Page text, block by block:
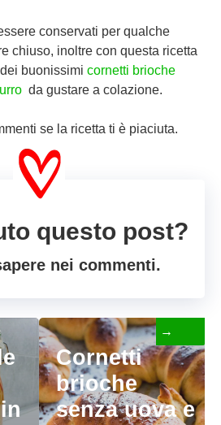
conservati per qualche
chiuso, inoltre con questa ricetta
buonissimi cornetti brioche
da gustare a colazione.
se la ricetta ti è piaciuta.
questo post?
nei commenti.
→
Cornetti
brioche
senza uova e